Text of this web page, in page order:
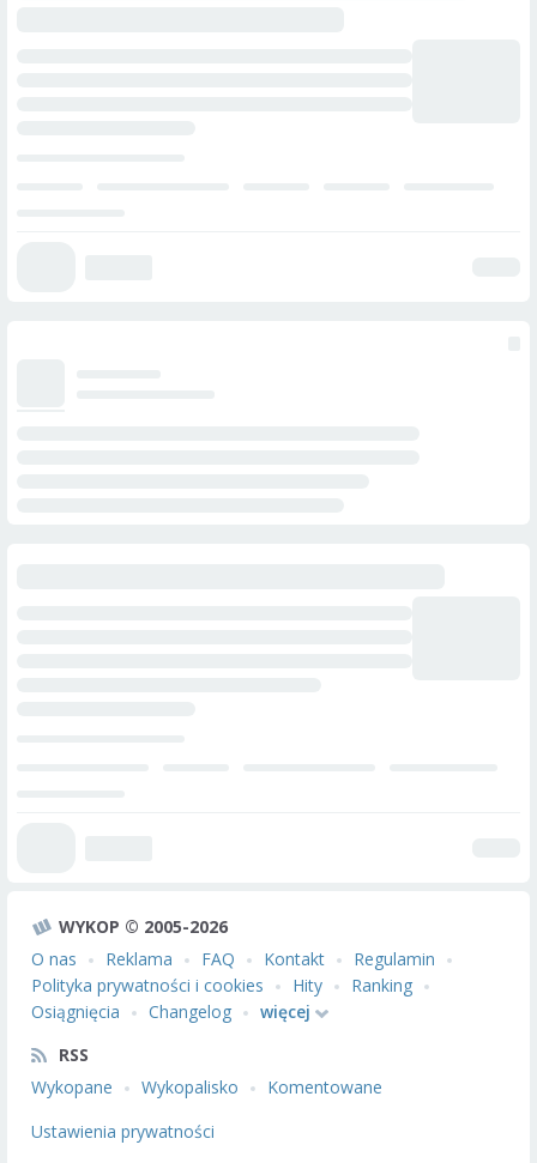
WYKOP © 2005-2026
O nas
Reklama FAQ Kontakt
Regulamin
Polityka prywatności i cookies
Hity
Ranking
Osiągnięcia
Changelog
więcej
RSS
Wykopane
Wykopalisko
Komentowane
Ustawienia prywatności